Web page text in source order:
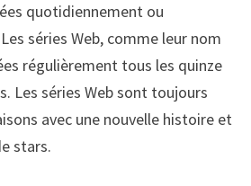
quotidiennement ou
séries Web, comme leur nom
régulièrement tous les quinze
Les séries Web sont toujours
avec une nouvelle histoire et
stars.